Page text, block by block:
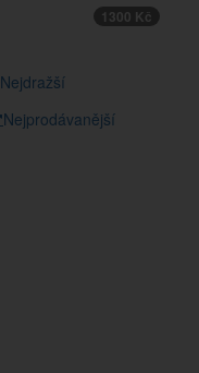
1300 Kč
Nejdražší
Nejprodávanější